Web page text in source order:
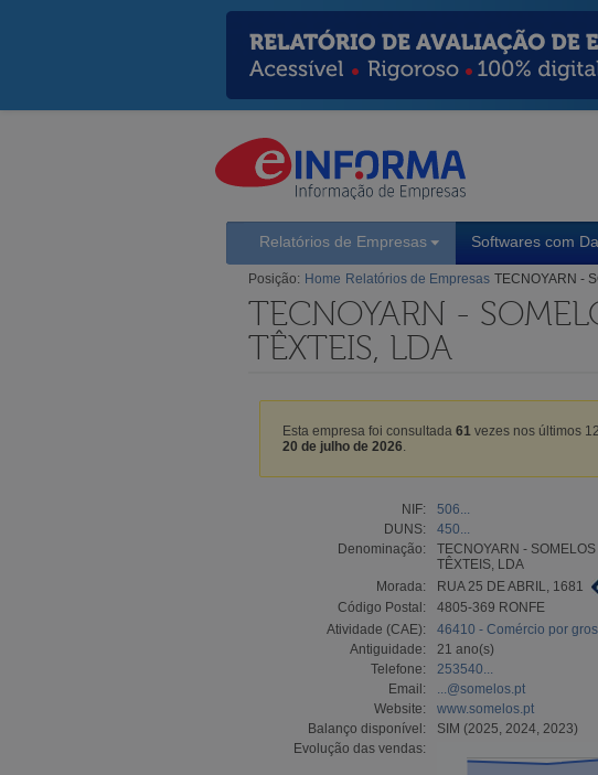
Relatórios de Empresas Softwares com
Posição: Home Relatórios de Empresas TECNOYARN -
TECNOYARN -
TÊXTEIS, LDA
Esta empresa foi consultada 61 vezes nos últimos
20 de julho de 2026
NIF:
506...
DUNS:
450...
Denominação:
TECNOYARN -
TÊXTEIS, LDA
Morada:
RUA 25 DE ABRIL, 1681
Código Postal:
4805-369 RONFE
Atividade (CAE):
46410 - Comércio por
Antiguidade:
21 ano(s)
Telefone:
253540...
Email:
...@somelos.pt
Website:
www.somelos.pt
Balanço disponível:
SIM (2025, 2024, 2023)
Evolução das vendas: